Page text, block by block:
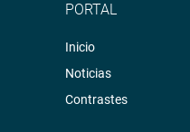
PORTAL
Inicio
Noticias
Contrastes